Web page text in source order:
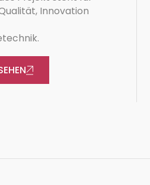
Innovation